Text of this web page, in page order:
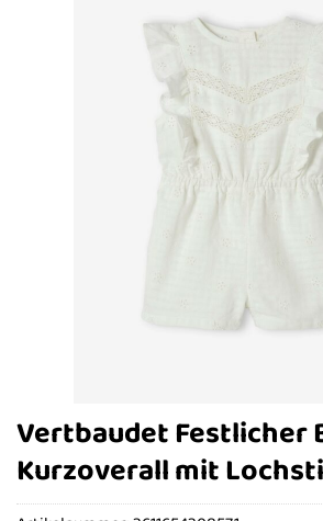
Vertbaudet Festlicher
Kurzoverall mit